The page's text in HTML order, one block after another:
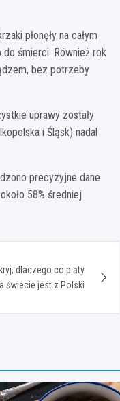
płonęły na całym
śmierci. Również rok
bez potrzeby
uprawy zostały
i Śląsk) nadal
precyzyjne dane
58% średniej
dlaczego co piąty
świecie jest z Polski